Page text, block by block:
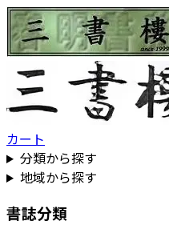
カート
分類から探す
地域から探す
書誌分類